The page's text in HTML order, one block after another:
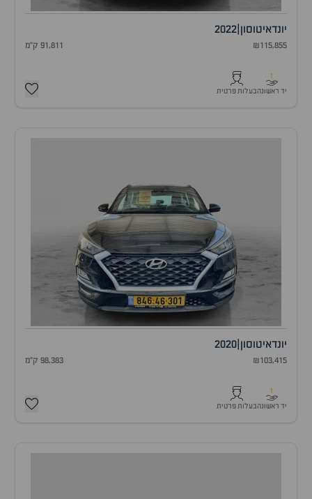
יונדאיטוסון 2022
₪115,855 91,811 ק"מ
1
יד ראשונהבעלות פרטית
יונדאיטוסון 2020
₪103,415 98,383 ק"מ
1
יד ראשונהבעלות פרטית